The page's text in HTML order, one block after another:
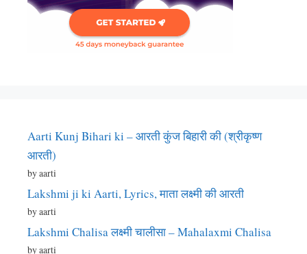
Aarti Kunj Bihari ki – आरती कुंज बिहारी की (श्रीकृष्ण
आरती)
by aarti
Lakshmi ji ki Aarti, Lyrics, माता लक्ष्मी की आरती
by aarti
Lakshmi Chalisa लक्ष्मी चालीसा – Mahalaxmi Chalisa
by aarti